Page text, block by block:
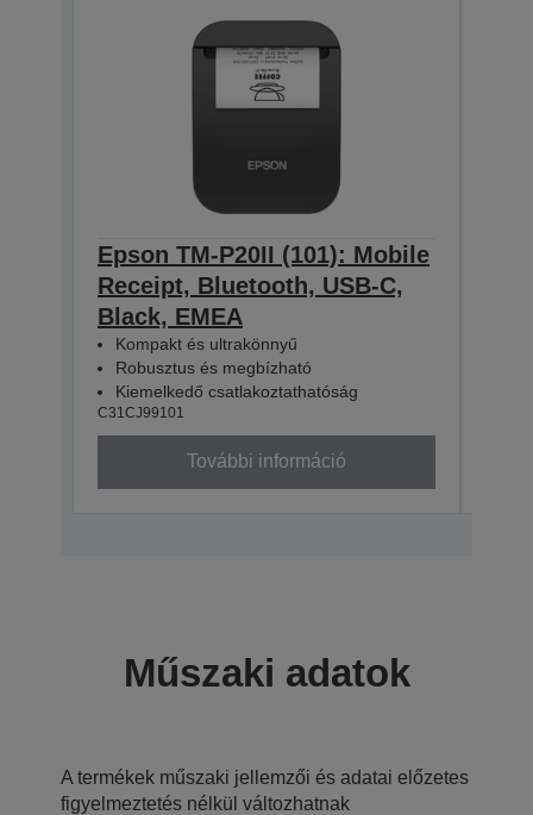
Epson TM-P20II (101): Mobile
Receipt, Bluetooth, USB-C,
Black, EMEA
Kompakt és ultrakönnyű
Robusztus és megbízható
Kiemelkedő csatlakoztathatóság
C31CJ99101
További információ
Műszaki adatok
A termékek műszaki jellemzői és adatai előzetes
figyelmeztetés nélkül változhatnak